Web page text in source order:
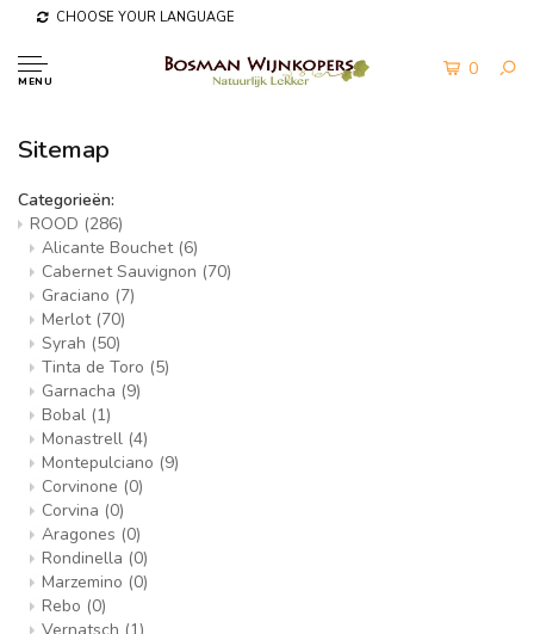
CHOOSE YOUR LANGUAGE
MENU
0
Sitemap
Categorieën:
ROOD (286)
Alicante Bouchet (6)
Cabernet Sauvignon (70)
Graciano (7)
Merlot (70)
Syrah (50)
Tinta de Toro (5)
Garnacha (9)
Bobal (1)
Monastrell (4)
Montepulciano (9)
Corvinone (0)
Corvina (0)
Aragones (0)
Rondinella (0)
Marzemino (0)
Rebo (0)